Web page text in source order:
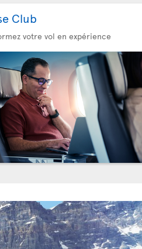
Club
votre vol en expérience